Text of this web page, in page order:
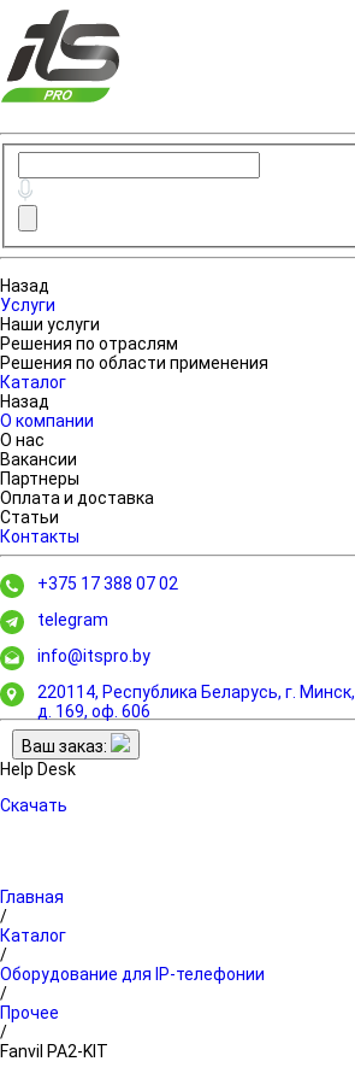
Назад
Услуги
Наши услуги
Решения по отраслям
Решения по области применения
Каталог
Назад
О компании
О нас
Вакансии
Партнеры
Оплата и доставка
Статьи
Контакты
+375 17 388 07 02
telegram
info@itspro.by
220114, Республика Беларусь, г. Минск,
д. 169, оф. 606
Ваш заказ:
Help Desk
Скачать
Главная
/
Каталог
/
Оборудование для IP-телефонии
/
Прочее
/
Fanvil PA2-KIT